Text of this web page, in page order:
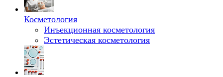
Косметология
Инъекционная косметология
Эстетическая косметология